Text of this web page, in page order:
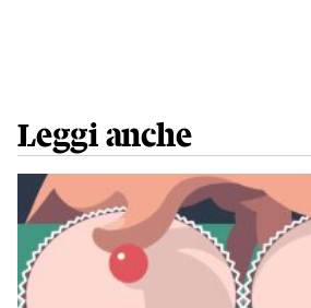
Leggi anche